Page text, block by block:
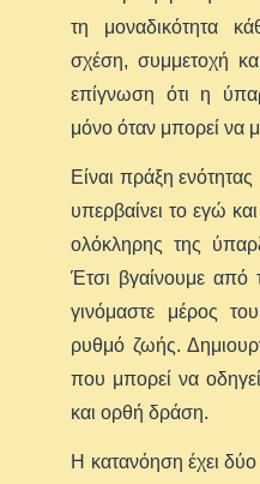
τη μοναδικότητα
σχέση, συμμετοχή
επίγνωση ότι η
μόνο όταν μπορεί να
Είναι πράξη
υπερβαίνει το εγώ
ολόκληρης της
Έτσι βγαίνουμε από
γινόμαστε μέρος
ρυθμό ζωής.
που μπορεί να
και ορθή δράση.
Η κατανόηση έχει